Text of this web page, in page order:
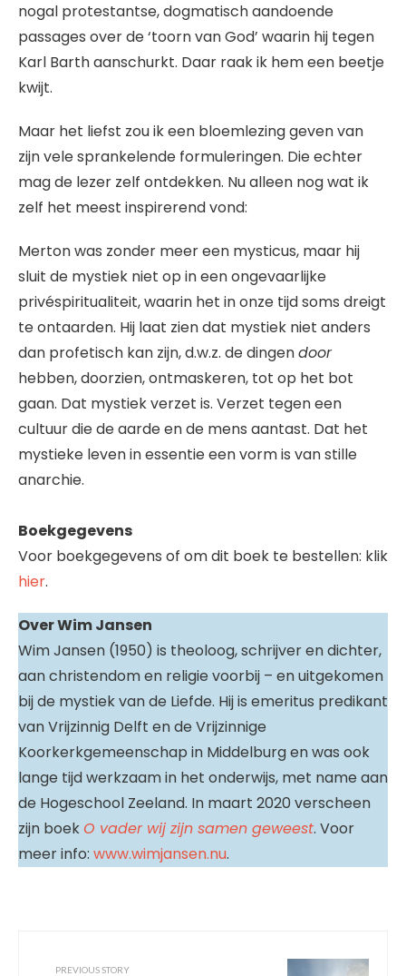
nogal protestantse, dogmatisch aandoende
passages over de ‘toorn van God’ waarin hij tegen
Karl Barth aanschurkt. Daar raak ik hem een beetje
kwijt.
Maar het liefst zou ik een bloemlezing geven van
zijn vele sprankelende formuleringen. Die echter
mag de lezer zelf ontdekken. Nu alleen nog wat ik
zelf het meest inspirerend vond:
Merton was zonder meer een mysticus, maar hij
sluit de mystiek niet op in een ongevaarlijke
privéspiritualiteit, waarin het in onze tijd soms dreigt
te ontaarden. Hij laat zien dat mystiek niet anders
dan profetisch kan zijn, d.w.z. de dingendoor
hebben, doorzien, ontmaskeren, tot op het bot
gaan. Dat mystiek verzet is. Verzet tegen een
cultuur die de aarde en de mens aantast. Dat het
mystieke leven in essentie een vorm is van stille
anarchie.
Boekgegevens
Voor boekgegevens of om dit boek te bestellen: klik
hier.
Over Wim Jansen
Wim Jansen (1950) is theoloog, schrijver en dichter,
aan christendom en religie voorbij – en uitgekomen
bij de mystiek van de Liefde. Hij is emeritus predikant
van Vrijzinnig Delft en de Vrijzinnige
Koorkerkgemeenschap in Middelburg en was ook
lange tijd werkzaam in het onderwijs, met name aan
de Hogeschool Zeeland. In maart 2020 verscheen
zijn boekO vader wij zijn samen geweest. Voor
meer info: www.wimjansen.nu.
PREVIOUS STORY